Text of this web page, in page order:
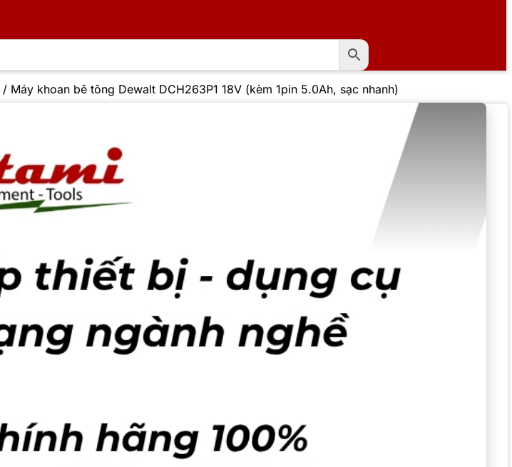
/ Máy khoan bê tông Dewalt DCH263P1 18V (kèm 1pin 5.0Ah, sạc nhanh)